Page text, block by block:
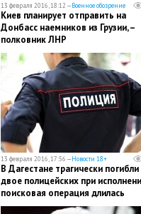
13 февраля 2016, 18:12 —Военное обозрение
Киев планирует отправить на
Донбасс наемников из Грузии, –
полковник ЛНР
13 февраля 2016, 17:56 —Новости 18+
В Дагестане трагически погибли
двое полицейских при
поисковая операция длилась
несколько суток